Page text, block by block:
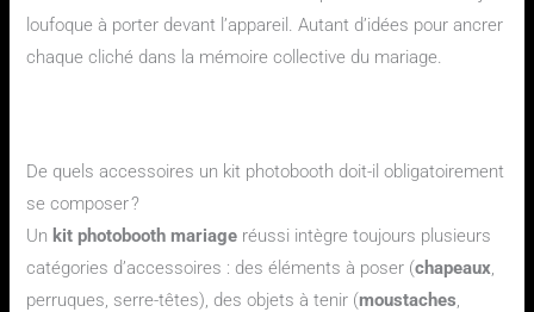
loufoque à porter devant l’appareil. Autant d’idées pour ancrer
chaque cliché dans la mémoire collective du mariage.
De quels accessoires un kit photobooth doit-il obligatoirement
se composer ?
Un kit photobooth mariage réussi intègre toujours plusieurs
catégories d’accessoires : des éléments à poser (chapeaux
perruques, serre-têtes), des objets à tenir (moustaches